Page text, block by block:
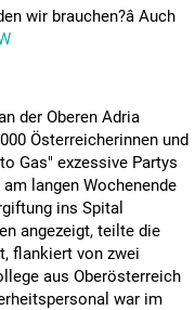
wir brauchen?â Auch
der Oberen Adria
Österreicherinnen und
Gas" exzessive Partys
langen Wochenende
ins Spital
angezeigt, teilte die
flankiert von zwei
aus Oberösterreich
war im